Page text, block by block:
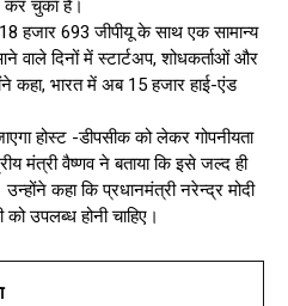
कर चुका है।
हजार 693 जीपीयू के साथ एक सामान्य
दिनों में स्टार्टअप, शोधकर्ताओं और
कहा, भारत में अब 15 हजार हाई-एंड
होस्ट -डीपसीक को लेकर गोपनीयता
मंत्री वैष्णव ने बताया कि इसे जल्द ही
उन्होंने कहा कि प्रधानमंत्री नरेन्द्र मोदी
उपलब्ध होनी चाहिए।